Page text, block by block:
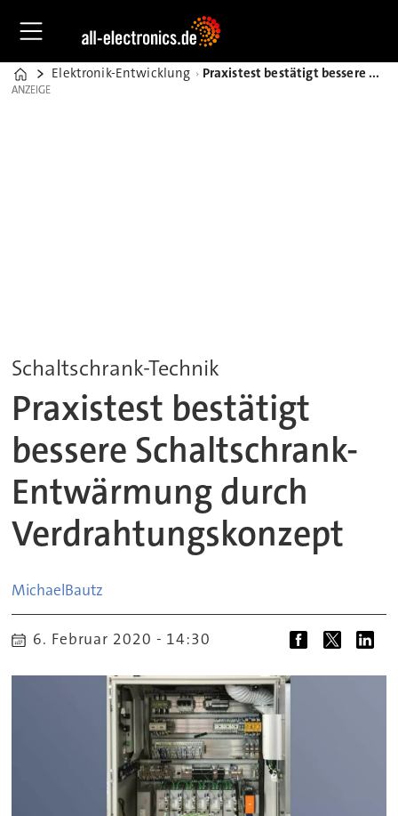
Home
Elektronik-Entwicklung Praxistest bestätigt bessere Schaltschrank-Entwärmung durch Verdrahtungskonzept
ANZEIGE
ANZEIGE
Schaltschrank-Technik
Praxistest bestätigt
bessere Schaltschrank-
Entwärmung durch
Verdrahtungskonzept
MichaelBautz
6. Februar 2020 - 14:30